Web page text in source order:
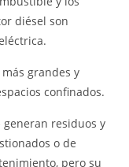
diésel son
grandes y
confinados.
residuos y
o de
pero su